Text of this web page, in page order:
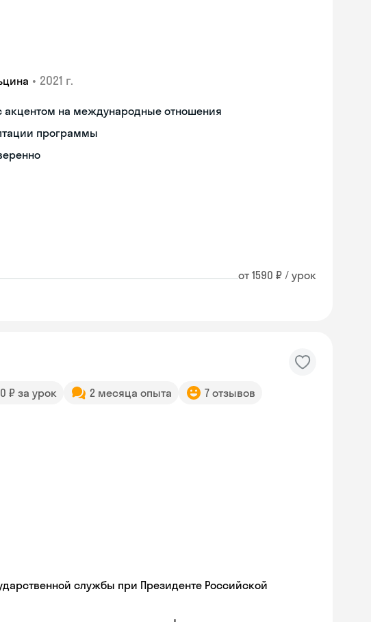
• 2021 г.
акцентом на международные отношения
программы
от 1590 ₽ / урок
₽ за урок 2 месяца опыта 7 отзывов
службы при Президенте Российской